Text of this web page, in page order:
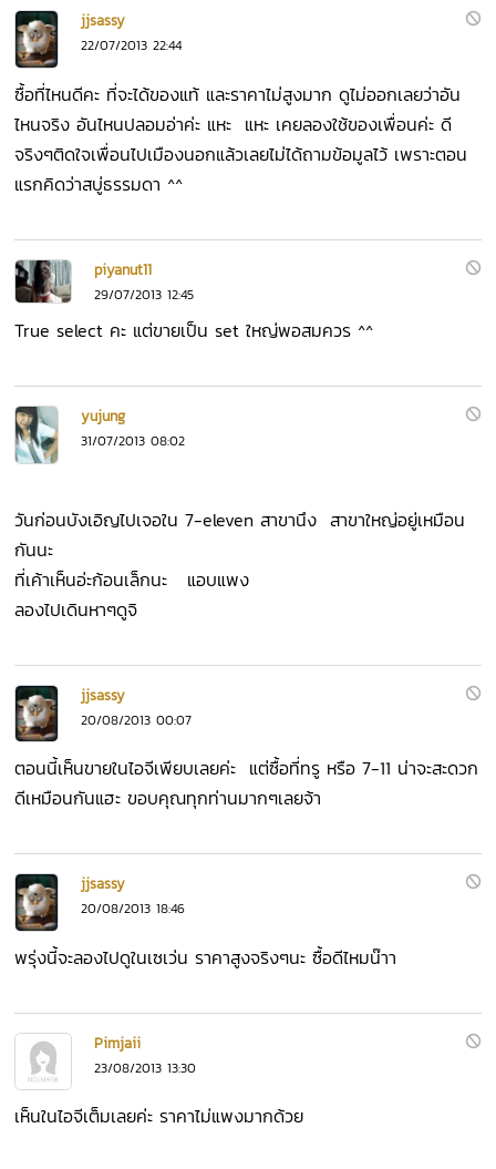
jjsassy
22/07/2013 22:44
ซื้อที่ไหนดีคะ ที่จะได้ของแท้ และราคาไม่สูงมาก ดูไม่ออกเลยว่าอัน
ไหนจริง อันไหนปลอมอ่าค่ะ แหะ แหะ เคยลองใช้ของเพื่อนค่ะ ดี
จริงๆติดใจเพื่อนไปเมืองนอกแล้วเลยไม่ได้ถามข้อมูลไว้ เพราะตอน
แรกคิดว่าสบู่ธรรมดา ^^
piyanut11
29/07/2013 12:45
True select คะ แต่ขายเป็น set ใหญ่พอสมควร ^^
yujung
31/07/2013 08:02
วันก่อนบังเอิญไปเจอใน 7-eleven สาขานึง สาขาใหญ่อยู่เหมือน
กันนะ
ที่เค้าเห็นอ่ะก้อนเล็กนะ แอบแพง
ลองไปเดินหาๆดูจิ
jjsassy
20/08/2013 00:07
ตอนนี้เห็นขายในไอจีเพียบเลยค่ะ แต่ซื้อที่ทรู หรือ 7-11 น่าจะสะดวก
ดีเหมือนกันแฮะ ขอบคุณทุกท่านมากๆเลยจ้า
jjsassy
20/08/2013 18:46
พรุ่งนี้จะลองไปดูในเซเว่น ราคาสูงจริงๆนะ ซื้อดีไหมน๊าา
Pimjaii
23/08/2013 13:30
เห็นในไอจีเต็มเลยค่ะ ราคาไม่แพงมากด้วย